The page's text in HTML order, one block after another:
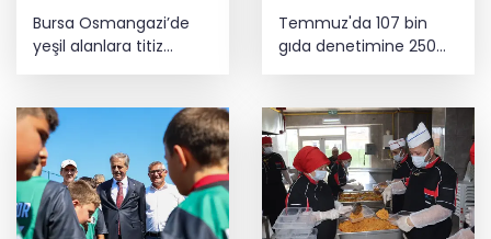
Bursa Osmangazi’de
yeşil alanlara titiz
koruma
Temmuz'da 107 bin
gıda denetimine 250
milyon TL ceza kesildi